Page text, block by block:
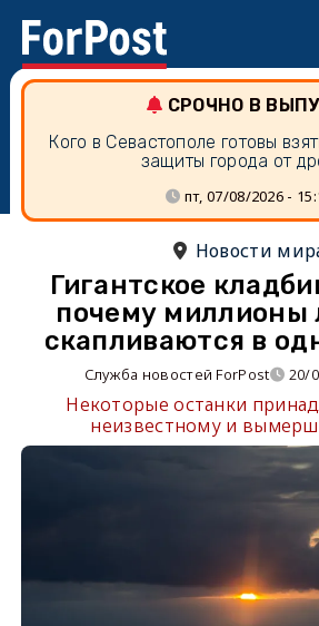
СРОЧНО В
Кого в Севастополе готовы
защиты города от
пт, 07/08/2026 -
Новости
Гигантское
почему миллионы
скапливаются в
Служба новостей ForPost 20/
Некоторые останки
неизвестному и